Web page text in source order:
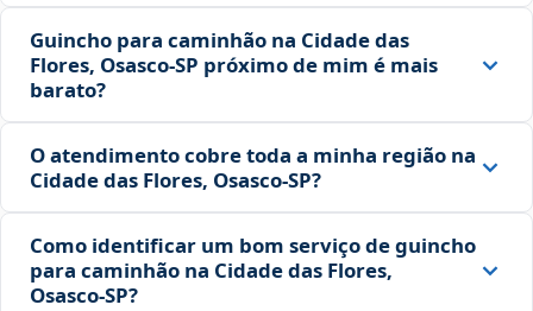
Guincho para caminhão na Cidade das
Flores, Osasco‑SP próximo de mim é mais
barato?
O atendimento cobre toda a minha região na
Cidade das Flores, Osasco‑SP?
Como identificar um bom serviço de guincho
para caminhão na Cidade das Flores,
Osasco‑SP?